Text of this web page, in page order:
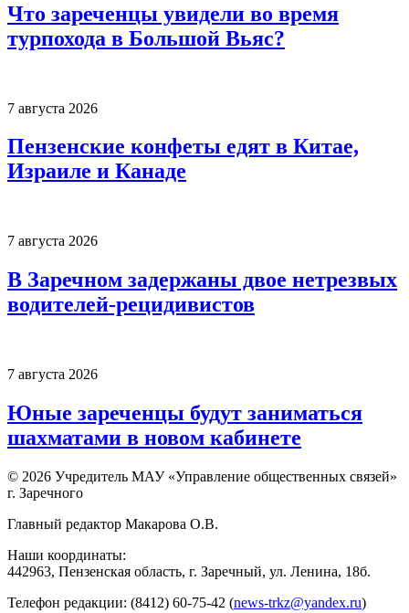
Что зареченцы увидели во время
турпохода в Большой Вьяс?
7 августа 2026
Пензенские конфеты едят в Китае,
Израиле и Канаде
7 августа 2026
В Заречном задержаны двое нетрезвых
водителей-рецидивистов
7 августа 2026
Юные зареченцы будут заниматься
шахматами в новом кабинете
© 2026 Учредитель МАУ «Управление общественных связей»
г. Заречного
Главный редактор Макарова О.В.
Наши координаты:
442963, Пензенская область, г. Заречный, ул. Ленина, 18б.
Телефон редакции: (8412) 60-75-42 (news-trkz@yandex.ru)